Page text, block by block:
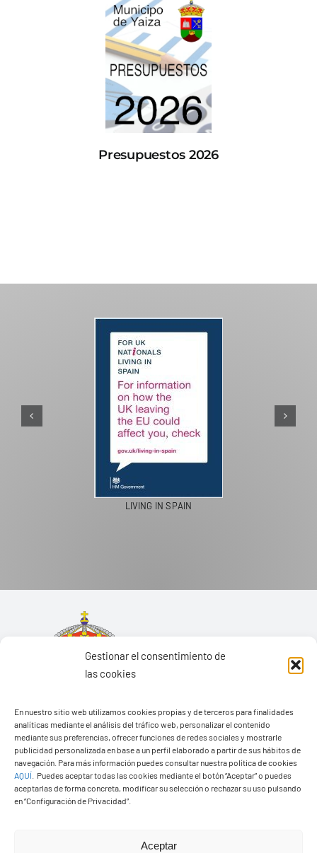
Gestionar el consentimiento de
las cookies
En nuestro sitio web utilizamos cookies propias y de terceros para finalidades
analíticas mediante el análisis del tráfico web, personalizar el contenido
mediante sus preferencias, ofrecer funciones de redes sociales y mostrarle
publicidad personalizada en base a un perfil elaborado a partir de sus hábitos de
navegación. Para más información puedes consultar nuestra política de cookies
AQUÍ
Puedes aceptar todas las cookies mediante el botón “Aceptar” o puedes
aceptarlas de forma concreta, modificar su selección o rechazar su uso pulsando
en “Configuración de Privacidad”.
Aceptar
Presupuestos 2026
PASEOS EN CAMELLO
Ayuntamiento de Yaiza